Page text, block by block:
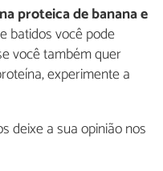
proteica de banana e
batidos você pode
você também quer
experimente a
deixe a sua opinião nos